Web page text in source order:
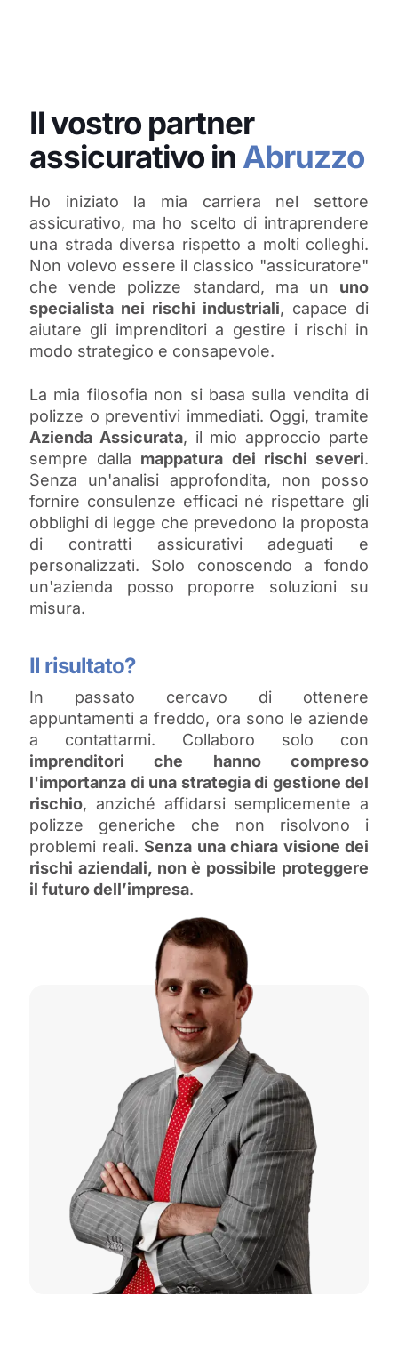
Il vostro partner
assicurativo in Abruzzo
Ho iniziato la mia carriera nel settore
assicurativo, ma ho scelto di intraprendere
una strada diversa rispetto a molti colleghi.
Non volevo essere il classico "assicuratore"
che vende polizze standard, ma un uno
specialista nei rischi industriali, capace di
aiutare gli imprenditori a gestire i rischi in
modo strategico e consapevole.
La mia filosofia non si basa sulla vendita di
polizze o preventivi immediati. Oggi, tramite
Azienda Assicurata, il mio approccio parte
sempre dalla mappatura dei rischi severi.
Senza un'analisi approfondita, non posso
fornire consulenze efficaci né rispettare gli
obblighi di legge che prevedono la proposta
di contratti assicurativi adeguati e
personalizzati. Solo conoscendo a fondo
un'azienda posso proporre soluzioni su
misura.
Il risultato?
In passato cercavo di ottenere
appuntamenti a freddo, ora sono le aziende
a contattarmi. Collaboro solo con
imprenditori che hanno compreso
l'importanza di una strategia di gestione del
rischio, anziché affidarsi semplicemente a
polizze generiche che non risolvono i
problemi reali. Senza una chiara visione dei
rischi aziendali, non è possibile proteggere
il futuro dell’impresa.